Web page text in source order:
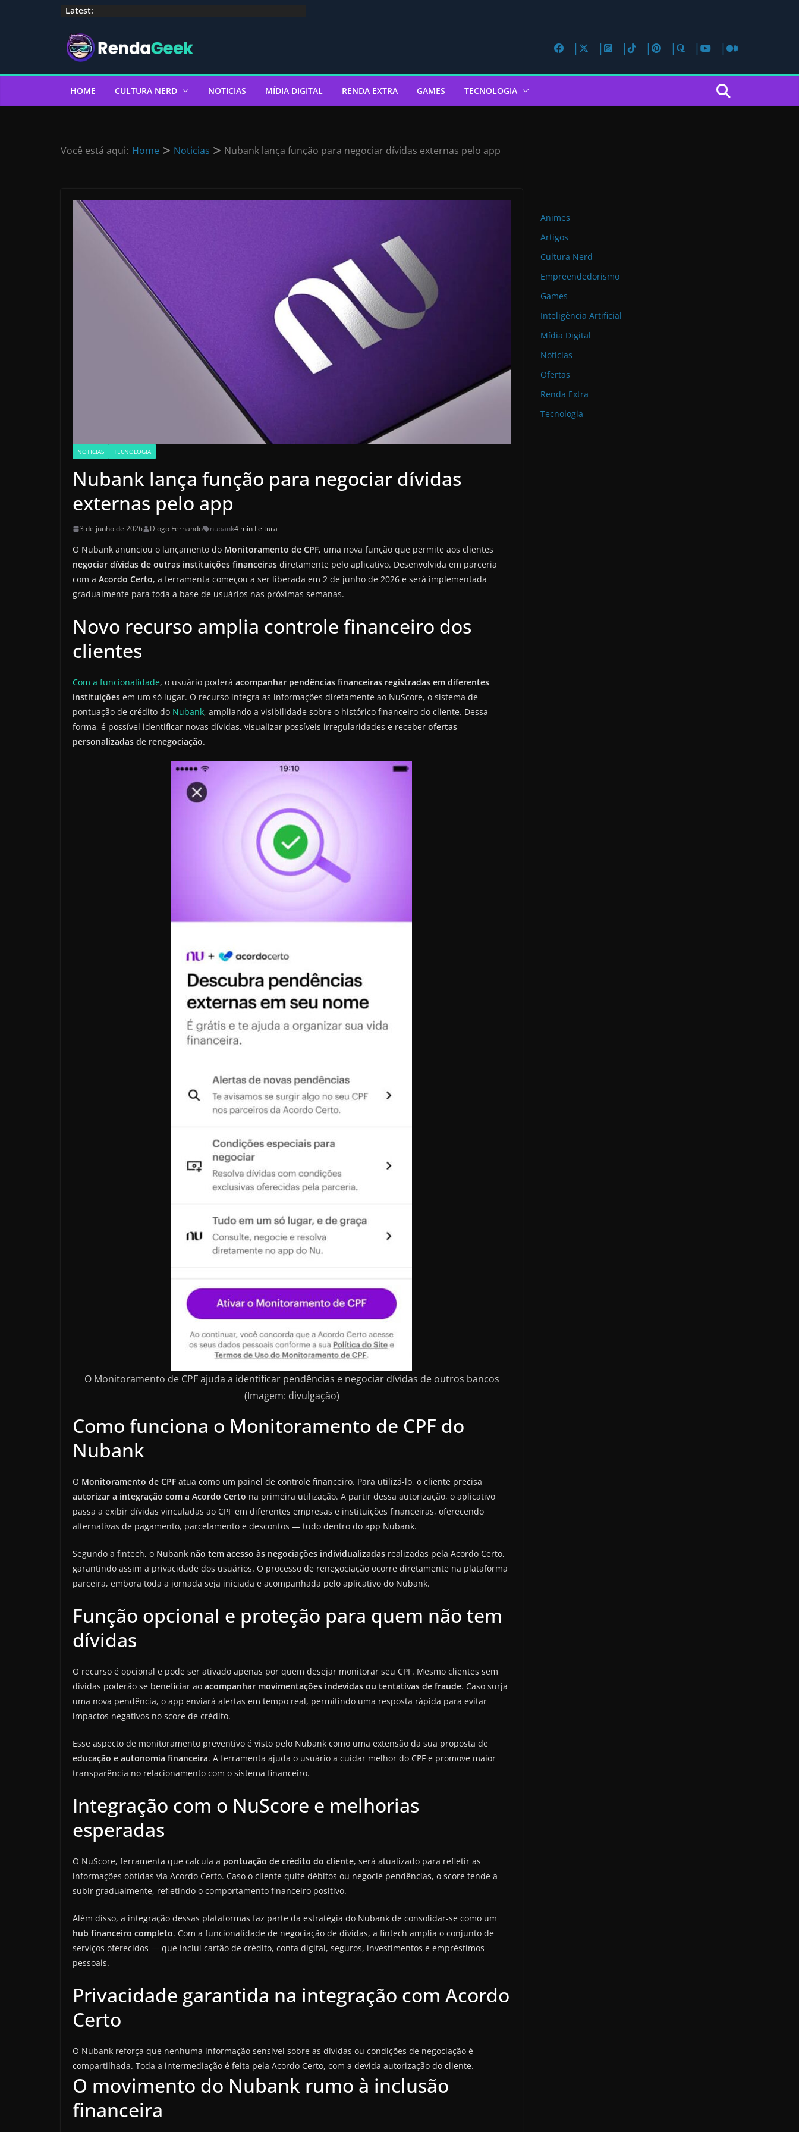
Latest:
HOME CULTURA NERD NOTICIAS MÍDIA DIGITAL RENDA EXTRA GAMES TECNOLOGIA
Você está aqui: Home Noticias Nubank lança função para negociar dívidas externas pelo app
NOTICIAS TECNOLOGIA
Nubank lança função para negociar dívidas
externas pelo app
3 de junho de 2026 Diogo Fernando nubank4 min Leitura
O Nubank anunciou o lançamento do Monitoramento de CPF, uma nova função que permite aos clientes
negociar dívidas de outras instituições financeiras diretamente pelo aplicativo. Desenvolvida em parceria
com a Acordo Certo, a ferramenta começou a ser liberada em 2 de junho de 2026 e será implementada
gradualmente para toda a base de usuários nas próximas semanas.
Novo recurso amplia controle financeiro dos
clientes
Com a funcionalidade, o usuário poderá acompanhar pendências financeiras registradas em diferentes
instituições em um só lugar. O recurso integra as informações diretamente ao NuScore, o sistema de
pontuação de crédito do Nubank, ampliando a visibilidade sobre o histórico financeiro do cliente. Dessa
forma, é possível identificar novas dívidas, visualizar possíveis irregularidades e receber ofertas
personalizadas de renegociação.
O Monitoramento de CPF ajuda a identificar pendências e negociar dívidas de outros bancos
(Imagem: divulgação)
Como funciona o Monitoramento de CPF do
Nubank
O Monitoramento de CPF atua como um painel de controle financeiro. Para utilizá-lo, o cliente precisa
autorizar a integração com a Acordo Certo na primeira utilização. A partir dessa autorização, o aplicativo
passa a exibir dívidas vinculadas ao CPF em diferentes empresas e instituições financeiras, oferecendo
alternativas de pagamento, parcelamento e descontos — tudo dentro do app Nubank.
Segundo a fintech, o Nubank não tem acesso às negociações individualizadas realizadas pela Acordo Certo,
garantindo assim a privacidade dos usuários. O processo de renegociação ocorre diretamente na plataforma
parceira, embora toda a jornada seja iniciada e acompanhada pelo aplicativo do Nubank.
Função opcional e proteção para quem não tem
dívidas
O recurso é opcional e pode ser ativado apenas por quem desejar monitorar seu CPF. Mesmo clientes sem
dívidas poderão se beneficiar ao acompanhar movimentações indevidas ou tentativas de fraude. Caso surja
uma nova pendência, o app enviará alertas em tempo real, permitindo uma resposta rápida para evitar
impactos negativos no score de crédito.
Esse aspecto de monitoramento preventivo é visto pelo Nubank como uma extensão da sua proposta de
educação e autonomia financeira. A ferramenta ajuda o usuário a cuidar melhor do CPF e promove maior
transparência no relacionamento com o sistema financeiro.
Integração com o NuScore e melhorias
esperadas
O NuScore, ferramenta que calcula a pontuação de crédito do cliente, será atualizado para refletir as
informações obtidas via Acordo Certo. Caso o cliente quite débitos ou negocie pendências, o score tende a
subir gradualmente, refletindo o comportamento financeiro positivo.
Além disso, a integração dessas plataformas faz parte da estratégia do Nubank de consolidar-se como um
hub financeiro completo. Com a funcionalidade de negociação de dívidas, a fintech amplia o conjunto de
serviços oferecidos — que inclui cartão de crédito, conta digital, seguros, investimentos e empréstimos
pessoais.
Privacidade garantida na integração com Acordo
Certo
O Nubank reforça que nenhuma informação sensível sobre as dívidas ou condições de negociação é
compartilhada. Toda a intermediação é feita pela Acordo Certo, com a devida autorização do cliente.
O movimento do Nubank rumo à inclusão
financeira
Animes
Artigos
Cultura Nerd
Empreendedorismo
Games
Inteligência Artificial
Mídia Digital
Noticias
Ofertas
Renda Extra
Tecnologia